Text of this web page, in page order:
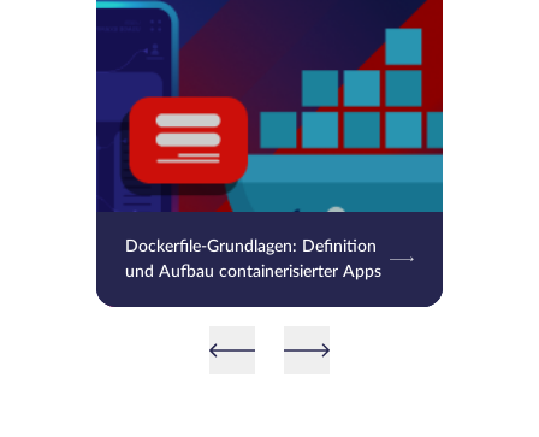
Dockerfile-Grundlagen: Definition
und Aufbau containerisierter Apps